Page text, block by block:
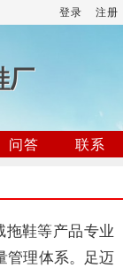
登录 注册
厂
问答
联系
拖鞋等产品专业
管理体系。足迈